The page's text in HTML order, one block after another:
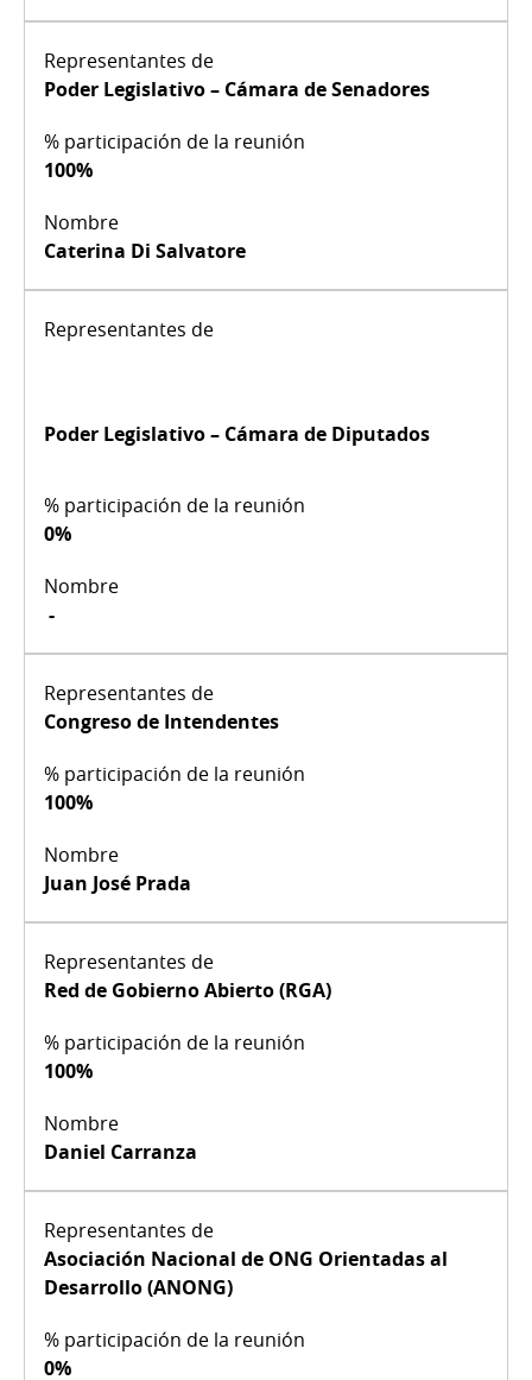
Poder Legislativo – Cámara de Senadores
100%
Caterina Di Salvatore
Poder Legislativo – Cámara de Diputados
0%
-
Congreso de Intendentes
100%
Juan José Prada
Red de Gobierno Abierto (RGA)
100%
Daniel Carranza
Asociación Nacional de ONG Orientadas al
Desarrollo (ANONG)
0%